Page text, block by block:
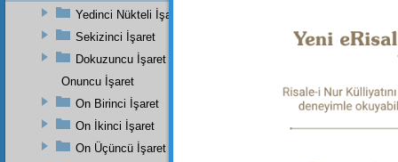
Dipnot-1
Dipnot-2
Yedinci Nükteli İşaret
Sekizinci İşaret
Dokuzuncu İşaret
Onuncu İşaret
On Birinci İşaret
On İkinci İşaret
On Üçüncü İşaret